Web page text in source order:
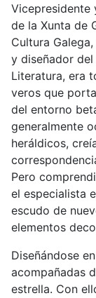
Vicepresidente
de la Xunta de
Cultura
y diseñador
Literatura, era
veros que
del entorno
generalmente
heráldicos,
Pero
el especialista
escudo de
elementos
Diseñándose
acompañadas
estrella. Con